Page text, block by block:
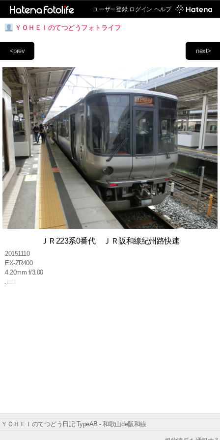
ユーザー登録 ログイン ヘルプ
ＹＯＨＥＩのてつどうフォトライフ
next>
<prev
ＪＲ223系0番代 ＪＲ阪和線紀州路快速
20151110
EX-ZR400
4.20mm f/3.00
ＹＯＨＥＩのてつどう日記 TypeAB - 和歌山de阪和線